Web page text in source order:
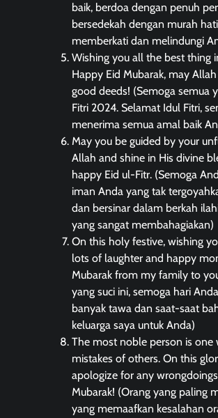
baik, berdoa dengan penuh
bersedekah dengan murah
memberkati dan melindungi
Wishing you all the best thing
Happy Eid Mubarak, may
good deeds! (Semoga semua
Fitri 2024. Selamat Idul Fitri,
menerima semua amal baik
May you be guided by your
Allah and shine in His divine
happy Eid ul-Fitr. (Semoga
iman Anda yang tak
dan bersinar dalam berkah
yang sangat membahagiakan)
On this holy festive, wishing
lots of laughter and happy
Mubarak from my family to
yang suci ini, semoga hari
banyak tawa dan saat-saat
keluarga saya untuk Anda)
The most noble person is one
mistakes of others. On this
apologize for any
Mubarak! (Orang yang paling
yang memaafkan kesalahan